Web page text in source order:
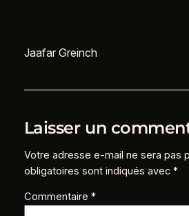
Jaafar Greinch
Laisser un
Votre adresse e-mail ne sera pas
obligatoires sont indiqués avec *
Commentaire *